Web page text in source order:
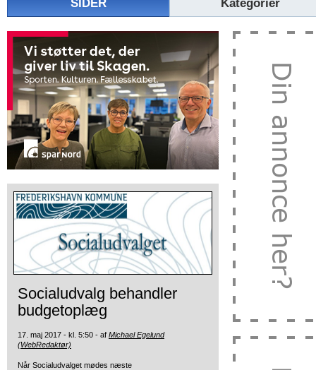
SIDER Kategorier
Socialudvalg behandler
budgetoplæg
17. maj 2017 - kl. 5:50 - af Michael Egelund
(WebRedaktør)
Når Socialudvalget mødes næste